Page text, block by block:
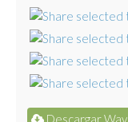
Descargar Wav